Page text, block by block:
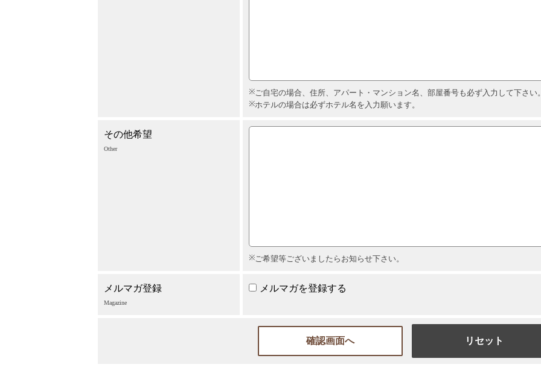
ご自宅の場合、住所、アパート・マンション名、部屋番号も必ず入力して下さい
ホテルの場合は必ずホテル名を入力願います。
その他希望
Other
ご希望等ございましたらお知らせ下さい。
メルマガ登録
Magazine
メルマガを登録する